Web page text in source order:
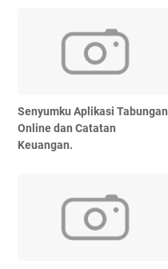
Senyumku Aplikasi Tabungan
Online dan Catatan
Keuangan.